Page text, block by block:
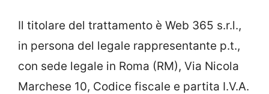
Il titolare del trattamento è Web 365 s.r.l.,
in persona del legale rappresentante p.t.,
con sede legale in Roma (RM), Via Nicola
Marchese 10, Codice fiscale e partita I.V.A.